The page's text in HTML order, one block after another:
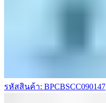
รหัสสินค้า: BPCBSCC090147